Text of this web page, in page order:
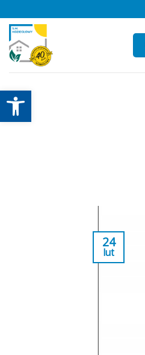
Otwórz pasek
to
content
24
lut